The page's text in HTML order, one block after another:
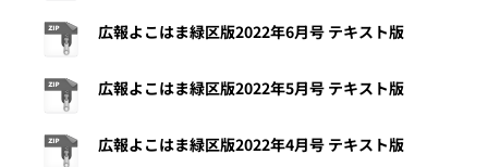
広報よこはま緑区版2022年6月号 テキスト版
広報よこはま緑区版2022年5月号 テキスト版
広報よこはま緑区版2022年4月号 テキスト版